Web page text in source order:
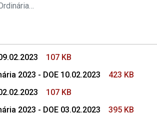
Superior
Pautas das Sessões Virtuais Ordinárias do CSMP
107 KB
2023 - DOE 10.02.2023
423 KB
107 KB
2023 - DOE 03.02.2023
395 KB